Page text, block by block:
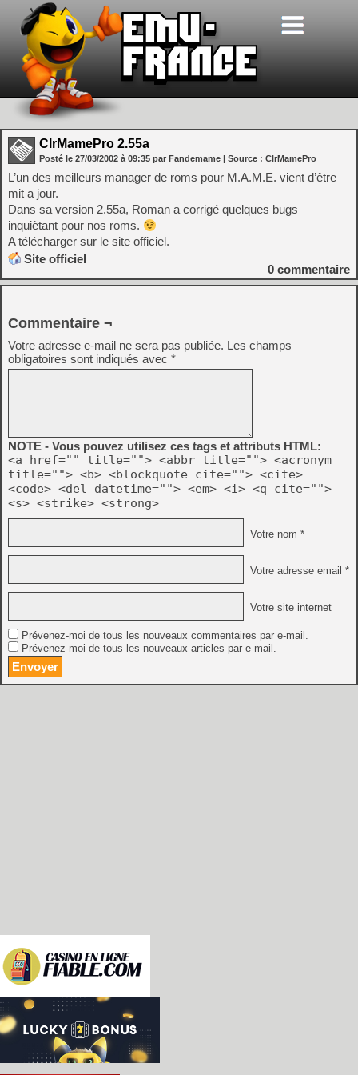
ClrMamePro 2.55a
Posté le 27/03/2002 à 09:35 par Fandemame | Source : ClrMamePro
L’un des meilleurs manager de roms pour M.A.M.E. vient d’être
mit a jour.
Dans sa version 2.55a, Roman a corrigé quelques bugs
inquiètant pour nos roms.
A télécharger sur le site officiel.
Site officiel
0 commentaire
Commentaire ¬
Votre adresse e-mail ne sera pas publiée. Les champs
obligatoires sont indiqués avec *
NOTE - Vous pouvez utilisez ces tags et attributs HTML:
<a href="" title=""> <abbr title=""> <acronym
title=""> <b> <blockquote cite=""> <cite>
<code> <del datetime=""> <em> <i> <q cite="">
<s> <strike> <strong>
Votre nom *
Votre adresse email *
Votre site internet
Prévenez-moi de tous les nouveaux commentaires par e-mail.
Prévenez-moi de tous les nouveaux articles par e-mail.